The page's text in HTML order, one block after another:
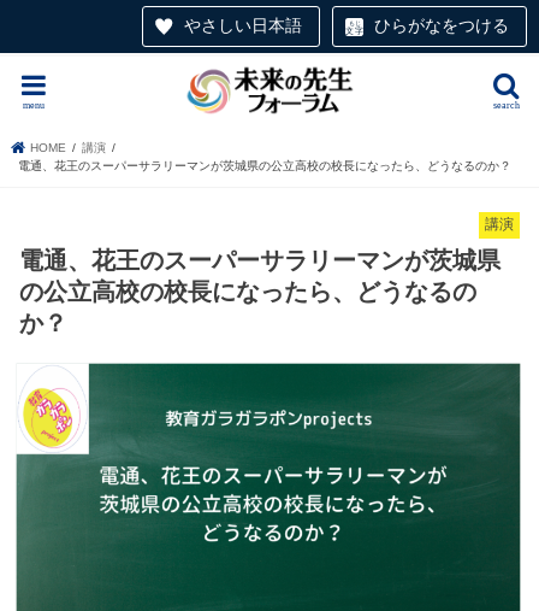
やさしい日本語 ひらがなをつける
search
menu
HOME
講演
電通、花王のスーパーサラリーマンが茨城県の公立高校の校長になったら、どうなるのか？
講演
電通、花王のスーパーサラリーマンが茨城県
の公立高校の校長になったら、どうなるの
か？